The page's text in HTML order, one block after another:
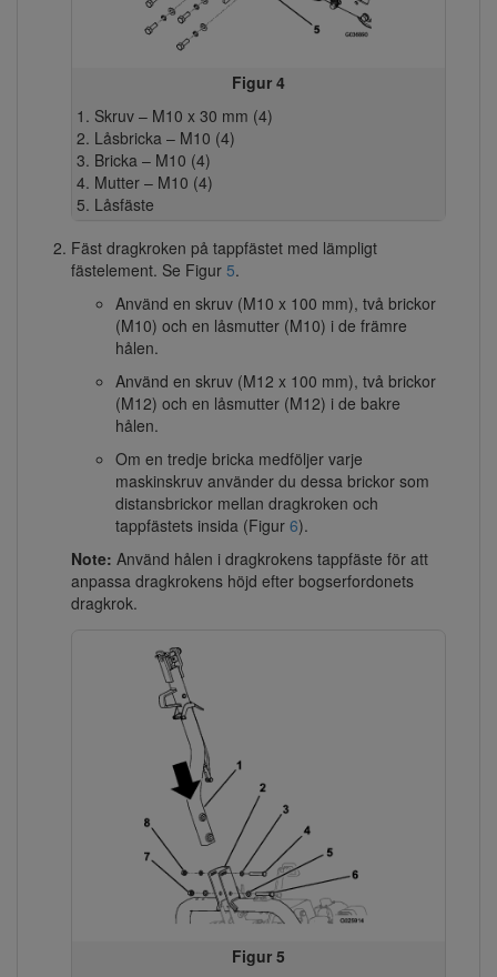
Figur 4
Skruv – M10 x 30 mm (4)
Låsbricka – M10 (4)
Bricka – M10 (4)
Mutter – M10 (4)
Låsfäste
Fäst dragkroken på tappfästet med lämpligt
fästelement. Se Figur 5.
Använd en skruv (M10 x 100 mm), två brickor
(M10) och en låsmutter (M10) i de främre
hålen.
Använd en skruv (M12 x 100 mm), två brickor
(M12) och en låsmutter (M12) i de bakre
hålen.
Om en tredje bricka medföljer varje
maskinskruv använder du dessa brickor som
distansbrickor mellan dragkroken och
tappfästets insida (Figur 6).
Note: Använd hålen i dragkrokens tappfäste för att
anpassa dragkrokens höjd efter bogserfordonets
dragkrok.
Figur 5